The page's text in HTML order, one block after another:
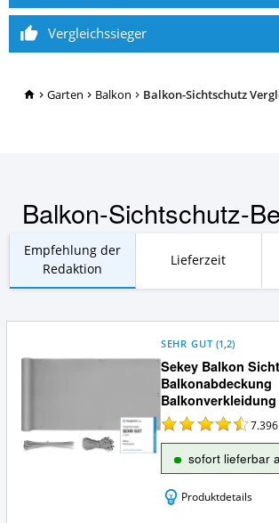
TopRatgeber24.de
Garten Balkon Balkon-Sichtschutz
Vergleichssieger
Balkon-Sichtschutz-
Empfehlung der
Redaktion
Lieferzeit
Sekey Balkon
Balkonabdeckung
Balkonverkleidung
SEHR GUT (1,2)
7.396
sofort lieferbar
Produktdetails